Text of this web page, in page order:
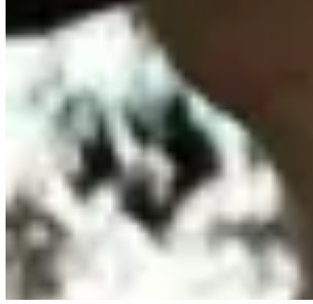
Collar de perlas con dije de cruz